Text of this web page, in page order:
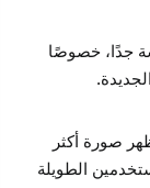
جدًا، خصوصًا
صورة أكثر
الطويلة